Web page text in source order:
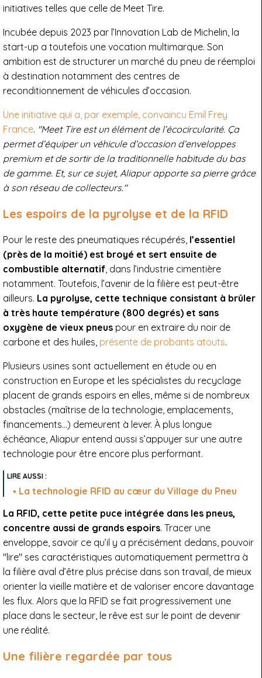
initiatives telles que celle de Meet Tire.
Incubée depuis 2023 par l’Innovation Lab de Michelin, la
start-up a toutefois une vocation multimarque. Son
ambition est de structurer un marché du pneu de réemploi
à destination notamment des centres de
reconditionnement de véhicules d’occasion.
Une initiative qui a, par exemple, convaincu Emil Frey
France. "Meet Tire est un élément de l’écocircularité. Ça
permet d’équiper un véhicule d’occasion d’enveloppes
premium et de sortir de la traditionnelle habitude du bas
de gamme. Et, sur ce sujet, Aliapur apporte sa pierre grâce
à son réseau de collecteurs."
Les espoirs de la pyrolyse et de la RFID
Pour le reste des pneumatiques récupérés, l’essentiel
(près de la moitié) est broyé et sert ensuite de
combustible alternatif , dans l’industrie cimentière
notamment. Toutefois, l’avenir de la filière est peut-être
ailleurs. La pyrolyse, cette technique consistant à brûler
à très haute température (800 degrés) et sans
oxygène de vieux pneus pour en extraire du noir de
carbone et des huiles, présente de probants atouts.
Plusieurs usines sont actuellement en étude ou en
construction en Europe et les spécialistes du recyclage
placent de grands espoirs en elles, même si de nombreux
obstacles (maîtrise de la technologie, emplacements,
financements…) demeurent à lever. À plus longue
échéance, Aliapur entend aussi s’appuyer sur une autre
technologie pour être encore plus performant.
La technologie RFID au cœur du Village du Pneu
La RFID, cette petite puce intégrée dans les pneus,
concentre aussi de grands espoirs. Tracer une
enveloppe, savoir ce qu’il y a précisément dedans, pouvoir
"lire" ses caractéristiques automatiquement permettra à
la filière aval d’être plus précise dans son travail, de mieux
orienter la vieille matière et de valoriser encore davantage
les flux. Alors que la RFID se fait progressivement une
place dans le secteur, le rêve est sur le point de devenir
une réalité.
Une filière regardée par tous